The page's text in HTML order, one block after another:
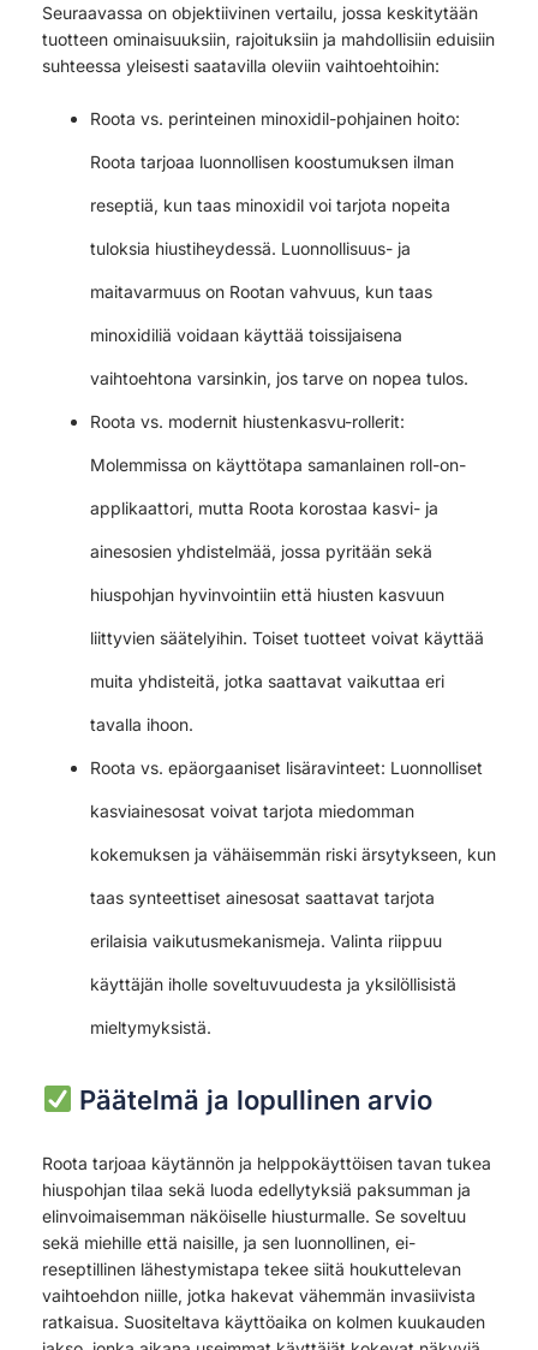
Seuraavassa on objektiivinen vertailu, jossa keskitytään
tuotteen ominaisuuksiin, rajoituksiin ja mahdollisiin eduisiin
suhteessa yleisesti saatavilla oleviin vaihtoehtoihin:
Roota vs. perinteinen minoxidil-pohjainen hoito:
Roota tarjoaa luonnollisen koostumuksen ilman
reseptiä, kun taas minoxidil voi tarjota nopeita
tuloksia hiustiheydessä. Luonnollisuus- ja
maitavarmuus on Rootan vahvuus, kun taas
minoxidiliä voidaan käyttää toissijaisena
vaihtoehtona varsinkin, jos tarve on nopea tulos.
Roota vs. modernit hiustenkasvu-rollerit:
Molemmissa on käyttötapa samanlainen roll-on-
applikaattori, mutta Roota korostaa kasvi- ja
ainesosien yhdistelmää, jossa pyritään sekä
hiuspohjan hyvinvointiin että hiusten kasvuun
liittyvien säätelyihin. Toiset tuotteet voivat käyttää
muita yhdisteitä, jotka saattavat vaikuttaa eri
tavalla ihoon.
Roota vs. epäorgaaniset lisäravinteet: Luonnolliset
kasviainesosat voivat tarjota miedomman
kokemuksen ja vähäisemmän riski ärsytykseen, kun
taas synteettiset ainesosat saattavat tarjota
erilaisia vaikutusmekanismeja. Valinta riippuu
käyttäjän iholle soveltuvuudesta ja yksilöllisistä
mieltymyksistä.
Päätelmä ja lopullinen arvio
Roota tarjoaa käytännön ja helppokäyttöisen tavan tukea
hiuspohjan tilaa sekä luoda edellytyksiä paksumman ja
elinvoimaisemman näköiselle hiusturmalle. Se soveltuu
sekä miehille että naisille, ja sen luonnollinen, ei-
reseptillinen lähestymistapa tekee siitä houkuttelevan
vaihtoehdon niille, jotka hakevat vähemmän invasiivista
ratkaisua. Suositeltava käyttöaika on kolmen kuukauden